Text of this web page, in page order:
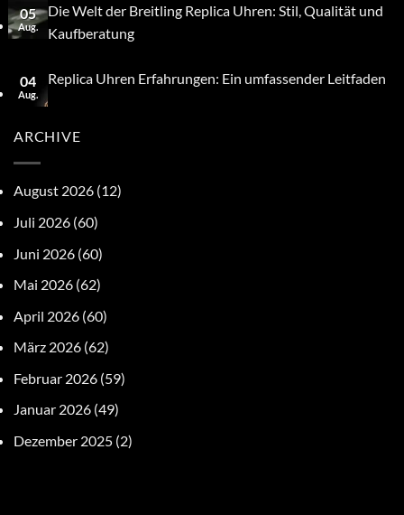
05
Aug.
Die Welt der Breitling Replica Uhren: Stil, Qualität und
Kaufberatung
04
Aug.
Replica Uhren Erfahrungen: Ein umfassender Leitfaden
ARCHIVE
August 2026 (12)
Juli 2026 (60)
Juni 2026 (60)
Mai 2026 (62)
April 2026 (60)
März 2026 (62)
Februar 2026 (59)
Januar 2026 (49)
Dezember 2025 (2)